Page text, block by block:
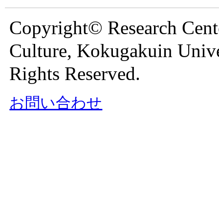
Copyright© Research
Culture, Kokugakuin
Rights Reserved.
お問い合わせ